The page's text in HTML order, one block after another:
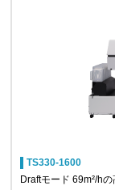
TS330-1600
Draftモード 69m²/h